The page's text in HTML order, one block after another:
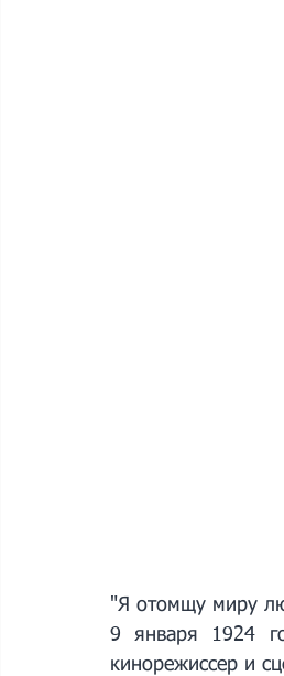
"Я отомщу миру
9 января 1924
кинорежиссер и